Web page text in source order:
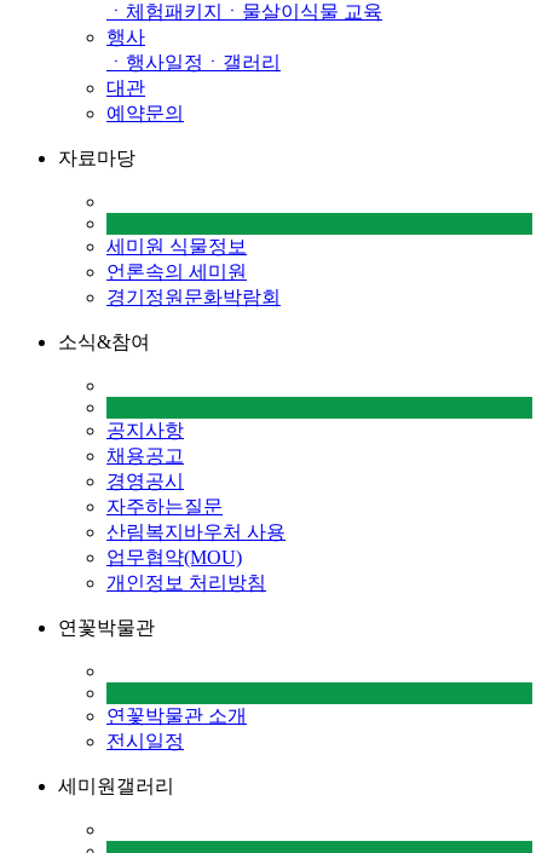
ㆍ체험패키지
ㆍ물살이식물 교육
행사
ㆍ행사일정 ㆍ갤러리
대관
예약문의
자료마당
세미원 식물정보
언론속의 세미원
경기정원문화박람회
소식&참여
공지사항
채용공고
경영공시
자주하는질문
산림복지바우처 사용
업무협약(MOU)
개인정보 처리방침
연꽃박물관
연꽃박물관 소개
전시일정
세미원갤러리